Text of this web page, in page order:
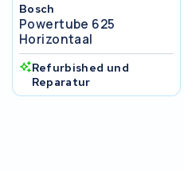
Bosch
Powertube 625
Horizontaal
Refurbished und
Reparatur